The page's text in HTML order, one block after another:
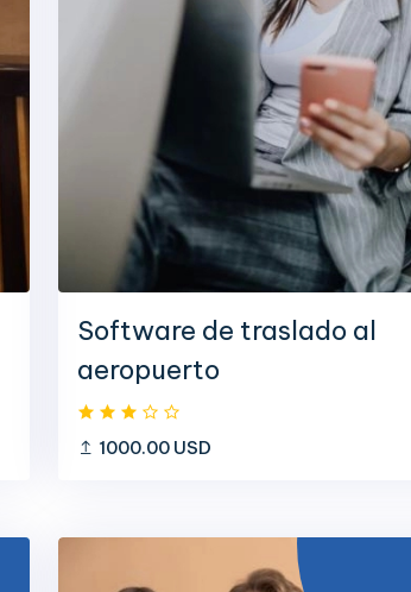
Software de traslado al
aeropuerto
1000.00 USD